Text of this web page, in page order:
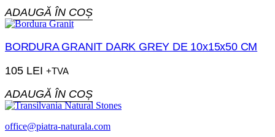
ADAUGĂ ÎN COȘ
BORDURA GRANIT DARK GREY DE 10x15x50 CM
105 LEI +TVA
ADAUGĂ ÎN COȘ
office@piatra-naturala.com